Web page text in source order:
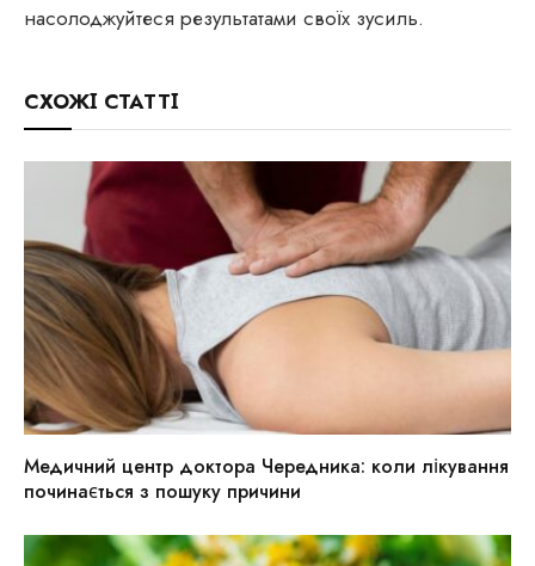
насолоджуйтеся результатами своїх зусиль.
СХОЖІ СТАТТІ
Медичний центр доктора Чередника: коли лікування
починається з пошуку причини